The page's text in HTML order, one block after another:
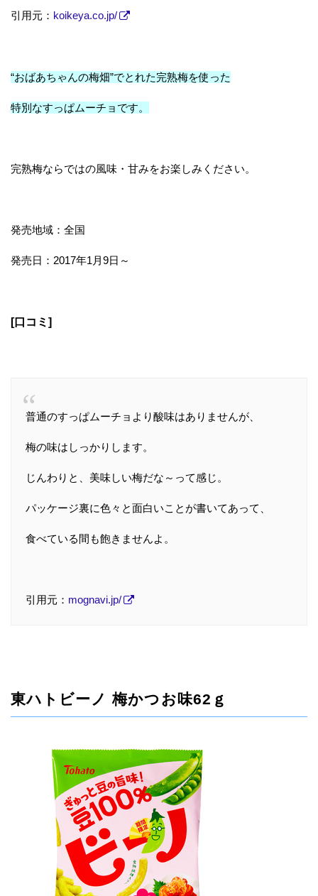
引用元： koikeya.co.jp/
“おばあちゃんの梅畑”でとれた完熟梅を使った
特別なすっぱムーチョです。
完熟梅ならではの風味・甘みをお楽しみください。
発売地域：全国
発売日：2017年1月9日～
[口コミ]
普通のすっぱムーチョより酸味はありませんが、
梅の味はしっかりします。
じんわりと、美味しい梅だな～って感じ。
パッケージ裏に色々と面白いことが書いてあって、
食べている間も飽きませんよ。
引用元： mognavi.jp/
東ハトビーノ 梅かつお味62ｇ